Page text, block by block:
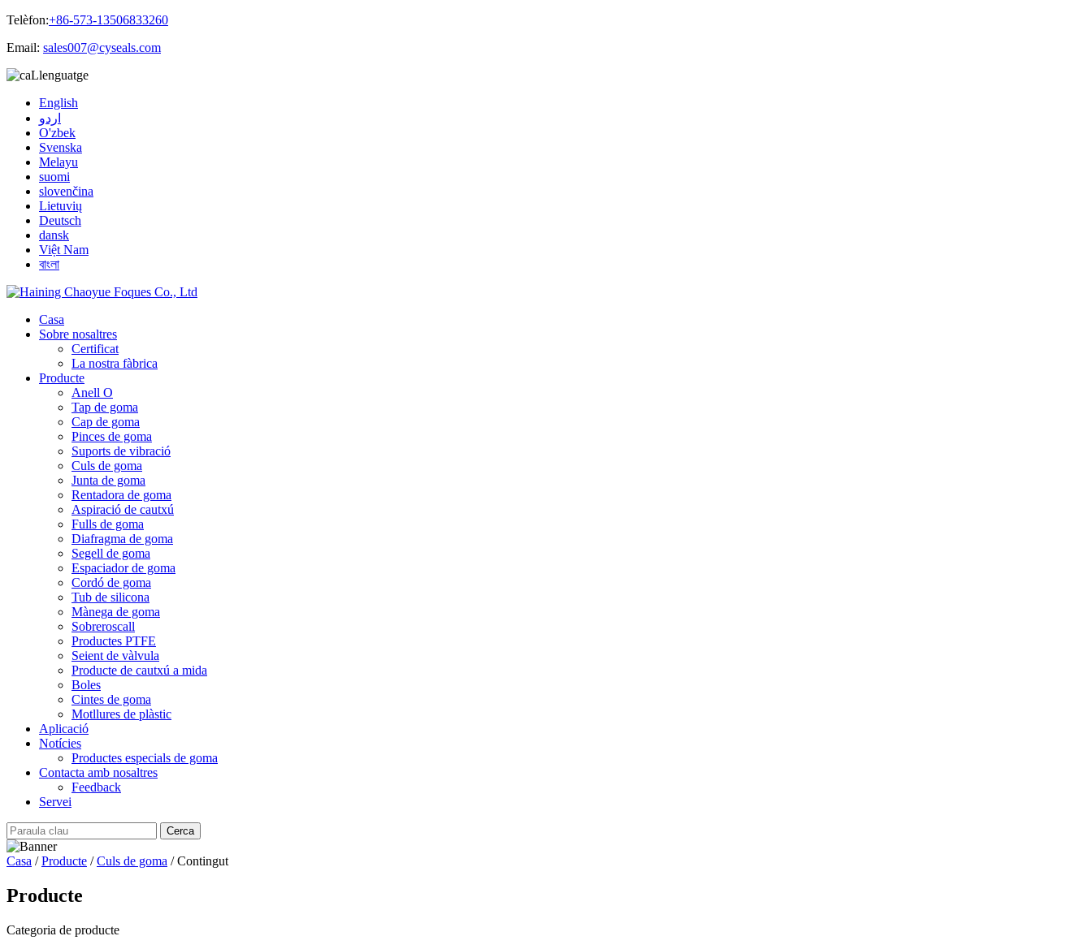
Telèfon:+86-573-13506833260
Email: sales007@cyseals.com
Llenguatge
English
اردو
O'zbek
Svenska
Melayu
suomi
slovenčina
Lietuvių
Deutsch
dansk
Việt Nam
বাংলা
Casa
Sobre nosaltres
Certificat
La nostra fàbrica
Producte
Anell O
Tap de goma
Cap de goma
Pinces de goma
Suports de vibració
Culs de goma
Junta de goma
Rentadora de goma
Aspiració de cautxú
Fulls de goma
Diafragma de goma
Segell de goma
Espaciador de goma
Cordó de goma
Tub de silicona
Mànega de goma
Sobreroscall
Productes PTFE
Seient de vàlvula
Producte de cautxú a mida
Boles
Cintes de goma
Motllures de plàstic
Aplicació
Notícies
Productes especials de goma
Contacta amb nosaltres
Feedback
Servei
Casa /Producte /Culs de goma / Contingut
Producte
Categoria de producte